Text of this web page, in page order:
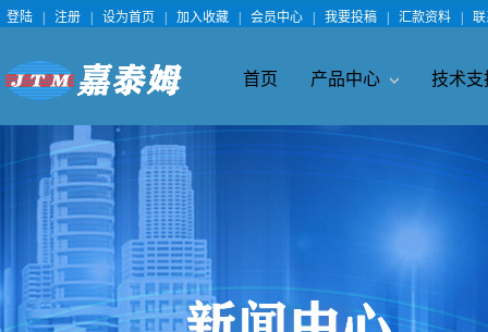
登陆 注册 设为首页 加入收藏 会员中心 我要投稿 汇款资料
首页 产品中心 技术